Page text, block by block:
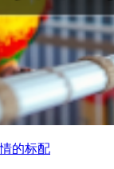
的标配